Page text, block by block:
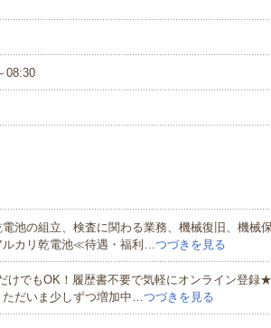
08:30
池の組立、検査に関わる業務、機械復旧、機械
ルカリ乾電池≪待遇・福利…つづきを見る
けでもOK！履歴書不要で気軽にオンライン登録
だいま少しずつ増加中…つづきを見る